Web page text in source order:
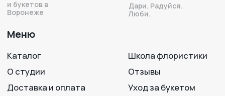
+7 950 750 07-56
Вход с ул. Театральная
Напишите нам —
г. Воронеж, ул. 25 Октября, 33